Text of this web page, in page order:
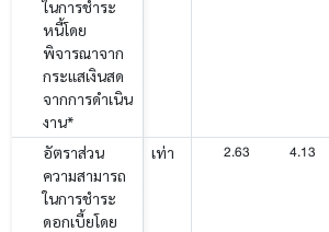
ในการชำระ
หนี้โดย
พิจารณาจาก
กระแสเงินสด
จากการดำเนิน
งาน*
อัตราส่วน
ความสามารถ
ในการชำระ
ดอกเบี้ยโดย
เท่า 2.63 4.13